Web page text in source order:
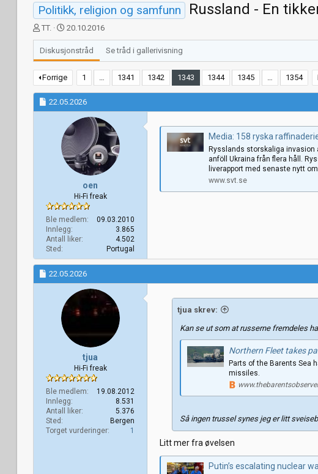
Politikk, religion og samfunn Russland - En
T
r
å
d
s
t
a
r
TT.
S
t
a
r
t
d
a
t
20.10.2016
Diskusjonstråd Se tråd i gallerivisning
Forrige 1 … 1341 1342 1343 1344 1345 … 1354
22.05.2026
oen
Hi-Fi freak
Ble medlem
09.03.2010
Innlegg
3.865
Antall liker
4.502
Sted
Portugal
Media: 158 ryska
Rysslands storskaliga invasion
anföll Ukraina från flera håll.
liverapport med senaste nytt
www.svt.se
22.05.2026
tjua
Hi-Fi freak
Ble medlem
19.08.2012
Innlegg
8.531
Antall liker
5.376
Sted
Bergen
Torget vurderinger
1
tjua skrev:
Kan se ut som at russerne fremdeles
Northern Fleet takes
Parts of the Barents Sea
missiles.
Så ingen trussel synes jeg er litt
Litt mer fra øvelsen
Putin’s escalating nuclear war